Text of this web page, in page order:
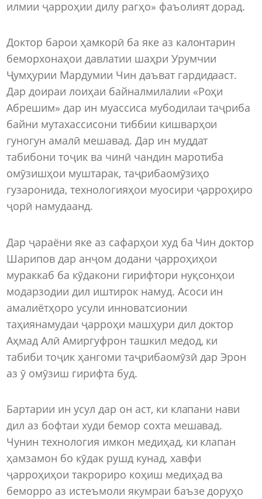
илмии ҷарроҳии дилу рагҳо» фаъолият дорад.
Доктор барои ҳамкорӣ ба яке аз калонтарин
беморхонаҳои давлатии шаҳри Урумчии
Ҷумҳурии Мардумии Чин даъват гардидааст.
Дар доираи лоиҳаи байналмилалии «Роҳи
Абрешим» дар ин муассиса мубодилаи таҷриба
байни мутахассисони тиббии кишварҳои
гуногун амалӣ мешавад. Дар ин муддат
табибони тоҷик ва чинӣ чандин маротиба
омӯзишҳои муштарак, таҷрибаомӯзиҳо
гузаронида, технологияҳои муосири ҷарроҳиро
ҷорӣ намудаанд.
Дар ҷараёни яке аз сафарҳои худ ба Чин доктор
Шарипов дар анҷом додани ҷарроҳиҳои
мураккаб ба кӯдакони гирифтори нуқсонҳои
модарзодии дил иштирок намуд. Асоси ин
амалиётҳоро усули инноватсионии
таҳиянамудаи ҷарроҳи машҳури дил доктор
Аҳмад Алӣ Амиргуфрон ташкил медод, ки
табиби тоҷик ҳангоми таҷрибаомӯзӣ дар Эрон
аз ӯ омӯзиш гирифта буд.
Бартарии ин усул дар он аст, ки клапани нави
дил аз бофтаи худи бемор сохта мешавад.
Чунин технология имкон медиҳад, ки клапан
ҳамзамон бо кӯдак рушд кунад, хавфи
ҷарроҳиҳои такрориро коҳиш медиҳад ва
беморро аз истеъмоли якумраи баъзе доруҳо